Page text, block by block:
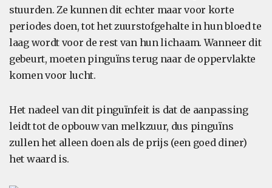
stuurden. Ze kunnen dit echter maar voor korte
periodes doen, tot het zuurstofgehalte in hun bloed te
laag wordt voor de rest van hun lichaam. Wanneer dit
gebeurt, moeten pinguïns terug naar de oppervlakte
komen voor lucht.
Het nadeel van dit pinguïnfeit is dat de aanpassing
leidt tot de opbouw van melkzuur, dus pinguïns
zullen het alleen doen als de prijs (een goed diner)
het waard is.